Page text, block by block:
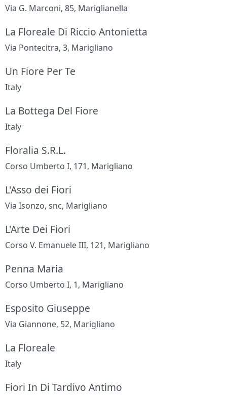
Via G. Marconi, 85, Mariglianella
La Floreale Di Riccio Antonietta
Via Pontecitra, 3, Marigliano
Un Fiore Per Te
Italy
La Bottega Del Fiore
Italy
Floralia S.R.L.
Corso Umberto I, 171, Marigliano
L'Asso dei Fiori
Via Isonzo, snc, Marigliano
L'Arte Dei Fiori
Corso V. Emanuele III, 121, Marigliano
Penna Maria
Corso Umberto I, 1, Marigliano
Esposito Giuseppe
Via Giannone, 52, Marigliano
La Floreale
Italy
Fiori In Di Tardivo Antimo